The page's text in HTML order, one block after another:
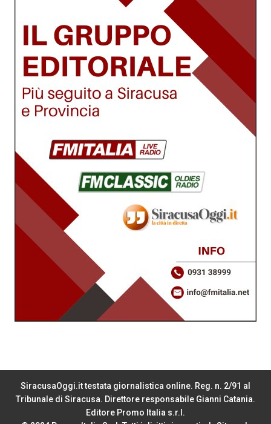
SiracusaOggi.it testata giornalistica online. Reg. n. 2/91 al
Tribunale di Siracusa. Direttore responsabile Gianni Catania.
Editore Promo Italia s.r.l.